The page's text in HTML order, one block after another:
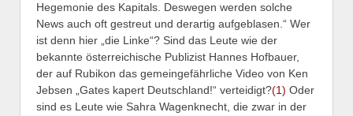
Hegemonie des Kapitals. Deswegen werden solche
News auch oft gestreut und derartig aufgeblasen.“ Wer
ist denn hier „die Linke“? Sind das Leute wie der
bekannte österreichische Publizist Hannes Hofbauer,
der auf Rubikon das gemeingefährliche Video von Ken
Jebsen „Gates kapert Deutschland!“ verteidigt?(1) Oder
sind es Leute wie Sahra Wagenknecht, die zwar in der